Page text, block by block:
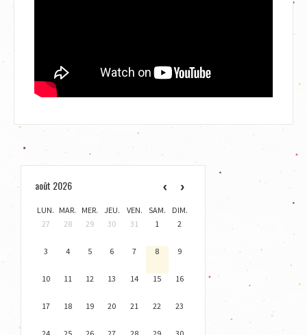
août 2026
LUN. MAR. MER. JEU. VEN. SAM.
DIM.
27
28 29 30 31 1 2
3 4 5 6 7 8 9
10 11 12 13 14 15 16
17 18 19 20 21 22 23